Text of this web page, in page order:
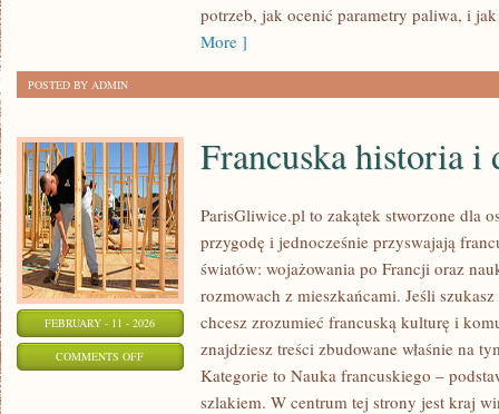
potrzeb, jak ocenić parametry paliwa, i
More ]
POSTED BY ADMIN
FEBRUARY - 11 - 2026
COMMENTS OFFON
FRANCUSKA
Francuska historia i
ParisGliwice.pl to zakątek stworzone dla
przygodę i jednocześnie przyswajają
światów: wojażowania po Francji oraz
rozmowach z mieszkańcami. Jeśli
chcesz zrozumieć francuską kulturę i
znajdziesz treści zbudowane właśnie na
Kategorie to Nauka francuskiego –
szlakiem. W centrum tej strony jest kraj